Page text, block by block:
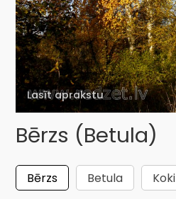
Lasīt aprakstu
Bērzs (Betula)
Bērzs Betula Koki